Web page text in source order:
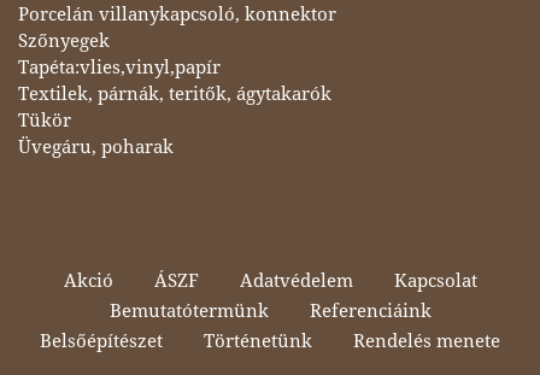
Porcelán villanykapcsoló, konnektor
Szőnyegek
Tapéta:vlies,vinyl,papír
Textilek, párnák, teritők, ágytakarók
Tükör
Üvegáru, poharak
Akció ÁSZF Adatvédelem
Kapcsolat
Bemutatótermünk
Referenciáink
Belsőépítészet
Történetünk Rendelés menete